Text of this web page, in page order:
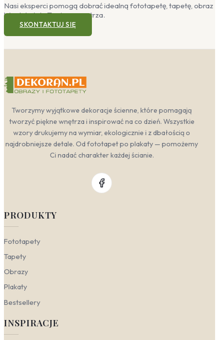
Nasi eksperci pomogą dobrać idealną fototapetę, tapetę, obraz
lub plakat do Twojego wnętrza.
SKONTAKTUJ SIĘ
Tworzymy wyjątkowe dekoracje ścienne, które pomagają
tworzyć piękne wnętrza i inspirować na co dzień. Wszystkie
wzory drukujemy na wymiar, ekologicznie i z dbałością o
najdrobniejsze detale. Od fototapet po plakaty — pomożemy
Ci nadać charakter każdej ścianie.
PRODUKTY
Fototapety
Tapety
Obrazy
Plakaty
Bestsellery
INSPIRACJE